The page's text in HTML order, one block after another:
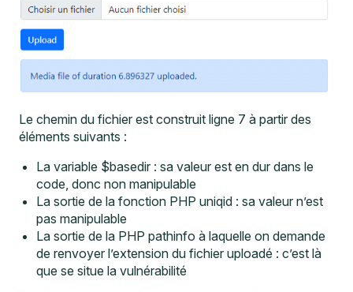
Le chemin du fichier est construit ligne 7 à partir des
éléments suivants :
La variable $basedir : sa valeur est en dur dans le
code, donc non manipulable
La sortie de la fonction PHP uniqid : sa valeur n’est
pas manipulable
La sortie de la PHP pathinfo à laquelle on demande
de renvoyer l’extension du fichier uploadé : c’est là
que se situe la vulnérabilité